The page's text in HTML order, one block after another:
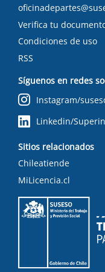
Verifica tu
Condiciones de uso
RSS
Síguenos en redes
Instagram/
Linkedin/
Sitios relacionados
Chileatiende
MiLicencia.cl